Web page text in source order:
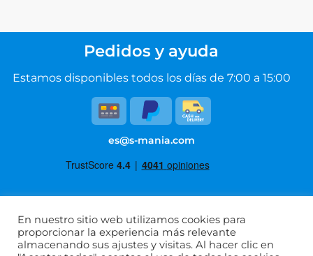
Pedidos y ayuda
Estamos disponibles todos los días de 7:00 a 15:00
es@s-mania.com
Condiciones de uso
Política de privacidad
En nuestro sitio web utilizamos cookies para
proporcionar la experiencia más relevante
almacenando sus ajustes y visitas. Al hacer clic en